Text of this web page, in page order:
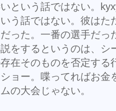
という話ではない。
う話ではない。彼はた
った。一番の選手だっ
をするというのは、
在そのものを否定する
ョー。喋ってればお金
の大会じゃない。